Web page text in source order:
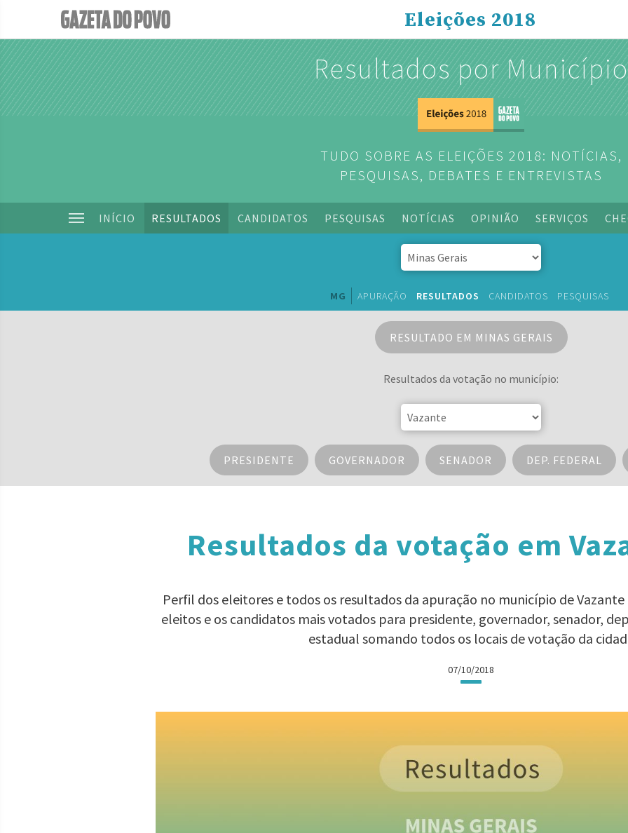
Eleições 2018
Resultados por Município
TUDO SOBRE AS ELEIÇÕES 2018: NOTÍCIAS,
PESQUISAS, DEBATES E ENTREVISTAS
INÍCIO RESULTADOS CANDIDATOS PESQUISAS NOTÍCIAS OPINIÃO SERVIÇOS
MG APURAÇÃO RESULTADOS CANDIDATOS PESQUISAS
RESULTADO EM MINAS GERAIS
Resultados da votação no município:
PRESIDENTE GOVERNADOR SENADOR DEP. FEDERAL
Resultados da votação em
Perfil dos eleitores e todos os resultados da apuração no município de Vazante
eleitos e os candidatos mais votados para presidente, governador, senador,
estadual somando todos os locais de votação da
07/10/2018